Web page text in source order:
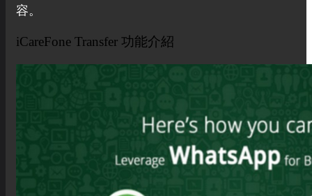
容。
iCareFone Transfer 功能介紹